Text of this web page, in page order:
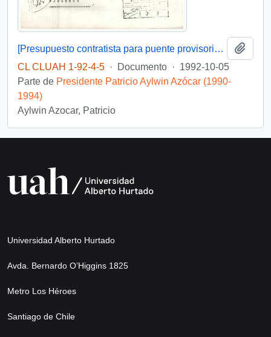
[Presupuesto contratista para puente provisorio del Piduco]
CL CLUAH 1-92-4-5 · Documento · 1992-10-05
Parte de Presidente Patricio Aylwin Azócar (1990-
1994)
Aylwin Azocar, Patricio
Universidad Alberto Hurtado
Avda. Bernardo O’Higgins 1825
Metro Los Héroes
Santiago de Chile